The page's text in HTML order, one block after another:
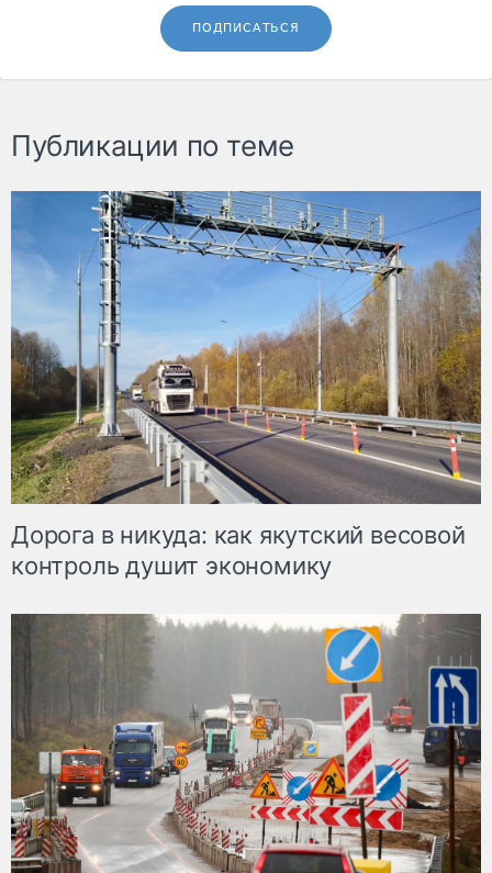
ПОДПИСАТЬСЯ
Публикации по теме
Дорога в никуда: как якутский весовой
контроль душит экономику